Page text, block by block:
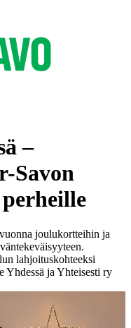
–
Savon
joulukortteihin ja
lahjoituskohteeksi
Yhdessä ja Yhteisesti ry